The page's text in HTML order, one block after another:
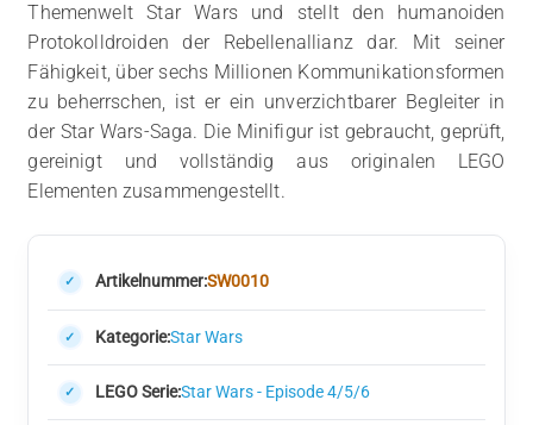
Themenwelt Star Wars und stellt den humanoiden
Protokolldroiden der Rebellenallianz dar. Mit seiner
Fähigkeit, über sechs Millionen Kommunikationsformen
zu beherrschen, ist er ein unverzichtbarer Begleiter in
der Star Wars-Saga. Die Minifigur ist gebraucht, geprüft,
gereinigt und vollständig aus originalen LEGO
Elementen zusammengestellt.
Artikelnummer:SW0010
Kategorie:Star Wars
LEGO Serie:Star Wars - Episode 4/5/6